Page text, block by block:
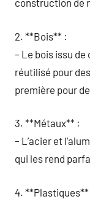
construction de
2. **Bois** :
– Le bois issu
réutilisé pour
première pour
3. **Métaux** :
– L’acier et
qui les rend
4. **Plastiques**